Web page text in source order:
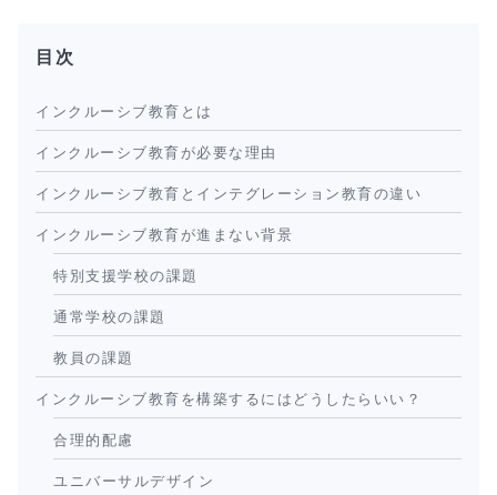
目次
インクルーシブ教育とは
インクルーシブ教育が必要な理由
インクルーシブ教育とインテグレーション教育の違い
インクルーシブ教育が進まない背景
特別支援学校の課題
通常学校の課題
教員の課題
インクルーシブ教育を構築するにはどうしたらいい？
合理的配慮
ユニバーサルデザイン